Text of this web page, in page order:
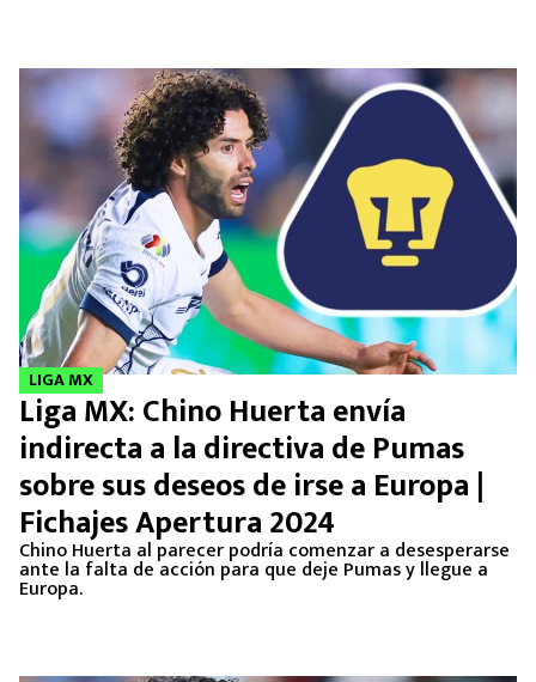
LIGA MX
Liga MX: Chino Huerta envía
indirecta a la directiva de Pumas
sobre sus deseos de irse a Europa |
Fichajes Apertura 2024
Chino Huerta al parecer podría comenzar a desesperarse
ante la falta de acción para que deje Pumas y llegue a
Europa.